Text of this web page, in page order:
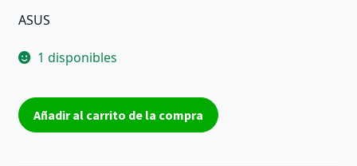
ASUS
1 disponibles
Asus
R540MA-
Añadir al carrito de la compra